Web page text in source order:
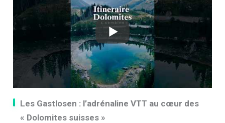
Les Gastlosen : l’adrénaline VTT au cœur des
« Dolomites suisses »